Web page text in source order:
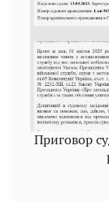
Приговор